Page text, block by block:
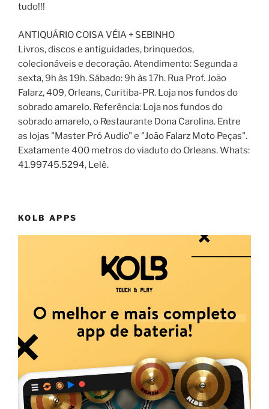
tudo!!!
ANTIQUÁRIO COISA VÉIA + SEBINHO
Livros, discos e antiguidades, brinquedos,
colecionáveis e decoração. Atendimento: Segunda a
sexta, 9h às 19h. Sábado: 9h às 17h. Rua Prof. João
Falarz, 409, Orleans, Curitiba-PR. Loja nos fundos do
sobrado amarelo. Referência: Loja nos fundos do
sobrado amarelo, o Restaurante Dona Carolina. Entre
as lojas "Master Pró Audio" e "João Falarz Moto Peças".
Exatamente 400 metros do viaduto do Orleans. Whats:
41.99745.5294, Lelê.
KOLB APPS